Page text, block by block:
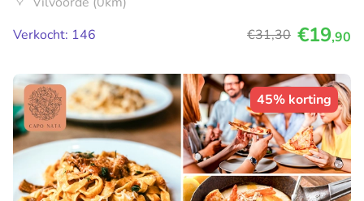
Verkocht: 146
€31,30 €19,90
45% korting